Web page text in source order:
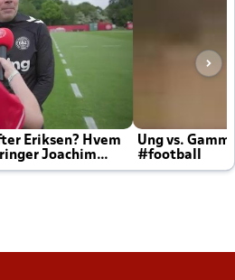
Eriksen? Hvem
Joachim
Ung vs.
#football